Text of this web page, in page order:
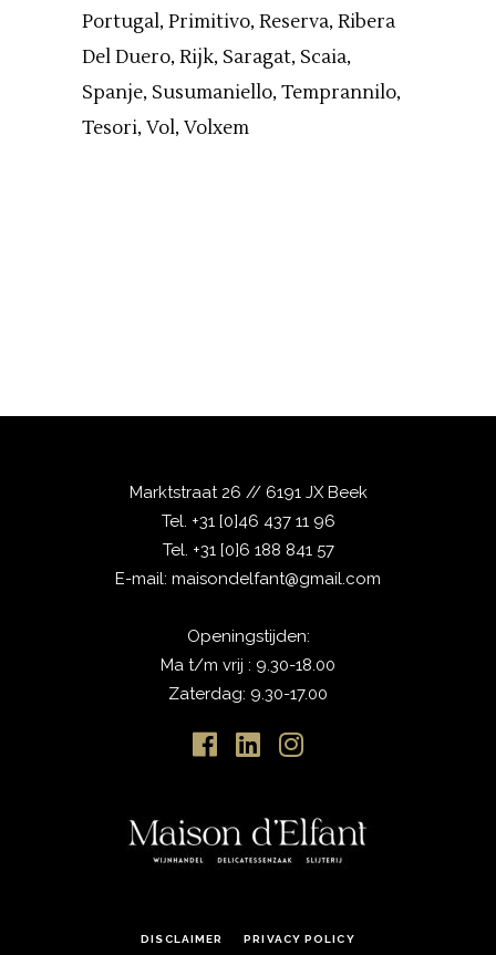
Portugal Primitivo Reserva Ribera
Del Duero Rijk Saragat Scaia
Spanje Susumaniello Temprannilo
Tesori Vol Volxem
Marktstraat 26 // 6191 JX Beek
Tel. +31 [0]46 437 11 96
Tel. +31 [0]6 188 841 57
E-mail: maisondelfant@gmail.com
Openingstijden:
Ma t/m vrij : 9.30-18.00
Zaterdag: 9.30-17.00
DISCLAIMER PRIVACY POLICY